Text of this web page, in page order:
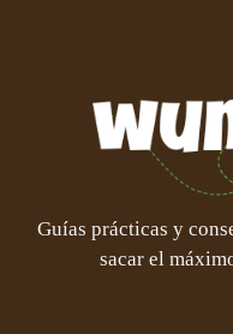
Guías prácticas y
sacar el